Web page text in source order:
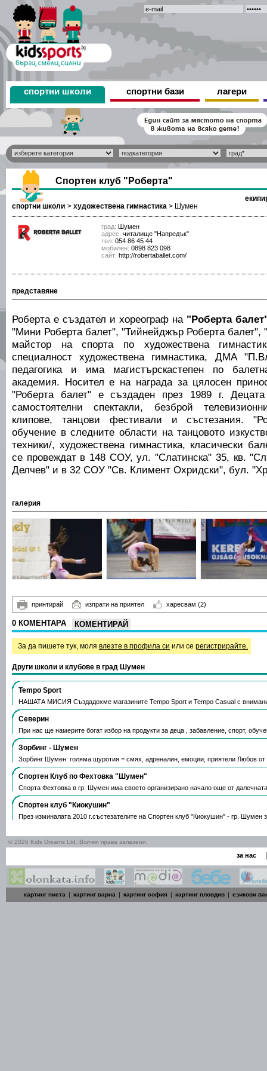
спортни школи спортни бази лагери
Спортен клуб "Роберта"
спортни школи > художествена гимнастика > Шумен
град: Шумен
адрес: читалище "Напредък"
тел: 054 86 45 44
мобилен: 0898 823 098
сайт: http://robertaballet.com/
представяне
Роберта е създател и хореограф на "Роберта
"Мини Роберта балет", "Тийнейджър Роберта балет",
майстор на спорта по художествена
специалност художествена гимнастика, ДМА
педагогика и има магистърскастепен по
академия. Носител е на награда за цялосен
"Роберта балет" е създаден през 1989 г.
самостоятелни спектакли, безброй
клипове, танцови фестивали и състезания.
обучение в следните области на танцовото
техники/, художествена гимнастика, класически
се провеждат в 148 СОУ, ул. "Слатинска" 35, кв.
Делчев" и в 32 СОУ "Св. Климент Охридски", бул.
галерия
принтирай изпрати на приятел харесвам (2)
0 КОМЕНТАРА КОМЕНТИРАЙ
За да пишете тук, моля влезте в профила си или се регистрирайте.
Други школи и клубове в град Шумен
Tempo Sport
НАШАТА МИСИЯ Създадохме магазините Tempo Sport и Tempo Casual с
Северин
При нас ще намерите богат избор на продукти за деца , забавление, спорт,
Зорбинг - Шумен
Зорбинг Шумен: голяма щуротия = смях, адреналин, емоции, приятели Любов
Спортен Клуб по Фехтовка "Шумен"
Спорта Фехтовка в гр. Шумен има своето организирано начало още от
Спортен клуб "Киокушин"
През изминалата 2010 г.състезателите на Спортен клуб "Киокушин" - гр.
© 2026 Kids Dreams Ltd. Всички права запазени.
за нас |
картинг писта | картинг варна | картинг софия | картинг пловдив | езикови